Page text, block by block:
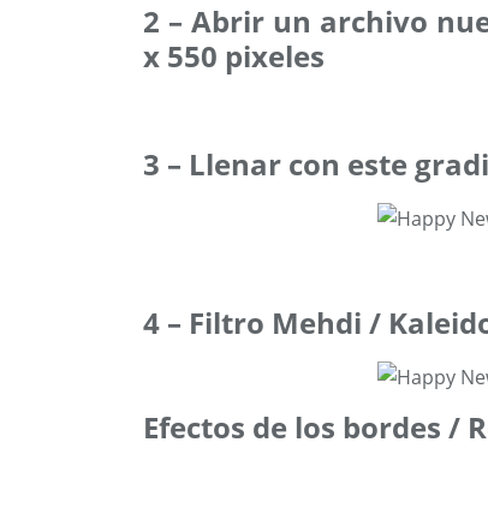
2 – Abrir un archivo
x 550 pixeles
3 – Llenar con este
4 – Filtro Mehdi /
Efectos de los bordes /